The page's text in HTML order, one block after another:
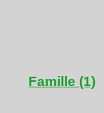
Famille (1)